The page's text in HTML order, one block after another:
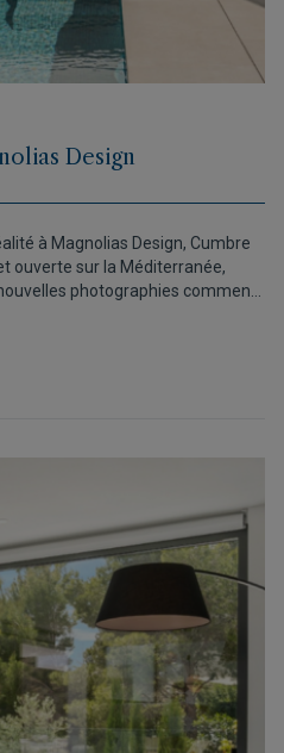
Design
à Magnolias Design, Cumbre
ouverte sur la Méditerranée,
photographies comment
et baignés de lumière.